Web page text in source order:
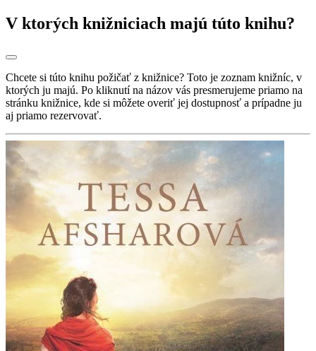
V ktorých knižniciach majú túto knihu?
Chcete si túto knihu požičať z knižnice? Toto je zoznam knižníc, v
ktorých ju majú. Po kliknutí na názov vás presmerujeme priamo na
stránku knižnice, kde si môžete overiť jej dostupnosť a prípadne ju
aj priamo rezervovať.